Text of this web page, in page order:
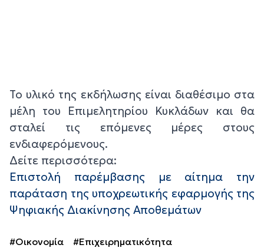
Το υλικό της εκδήλωσης είναι διαθέσιμο στα
μέλη του Επιμελητηρίου Κυκλάδων και θα
σταλεί τις επόμενες μέρες στους
ενδιαφερόμενους.
Δείτε περισσότερα:
Επιστολή παρέμβασης με αίτημα την
παράταση της υποχρεωτικής εφαρμογής της
Ψηφιακής Διακίνησης Αποθεμάτων
#Οικονομία
#Επιχειρηματικότητα